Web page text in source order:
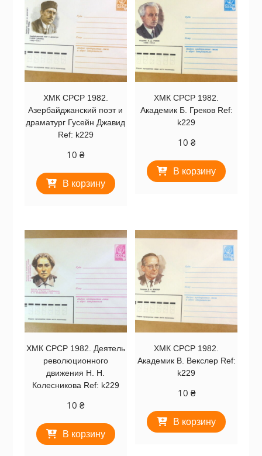
ХМК СРСР 1982.
Азербайджанский поэт и
драматург Гусейн Джавид
Ref: k229
10₴
В корзину
ХМК СРСР 1982.
Академик Б. Греков Ref:
k229
10 ₴
В корзину
ХМК СРСР 1982. Деятель
революционного
движения Н. Н.
Колесникова Ref: k229
10₴
В корзину
ХМК СРСР 1982.
Академик В. Векслер Ref:
k229
10 ₴
В корзину